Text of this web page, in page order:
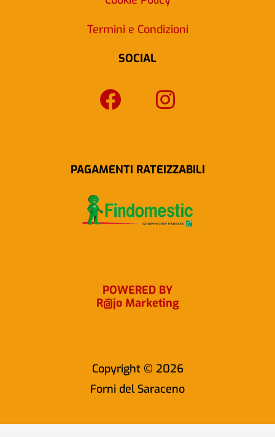
Termini e Condizioni
SOCIAL
F
a
b
o
I
n
a
r
PAGAMENTI RATEIZZABILI
POWERED BY
R@jo Marketing
Copyright © 2026
Forni del Saraceno